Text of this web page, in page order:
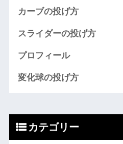
カーブの投げ方
スライダーの投げ方
プロフィール
変化球の投げ方
カテゴリー